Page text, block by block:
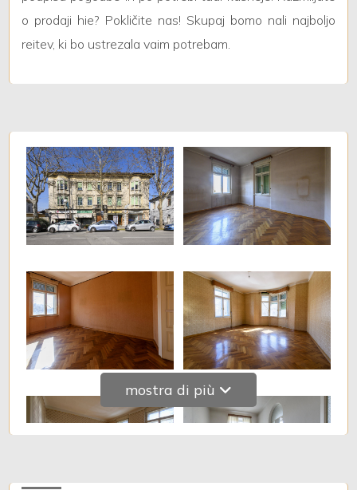
o prodaji hie? Pokličite nas! Skupaj bomo nali najboljo
reitev, ki bo ustrezala vaim potrebam.
mostra di più